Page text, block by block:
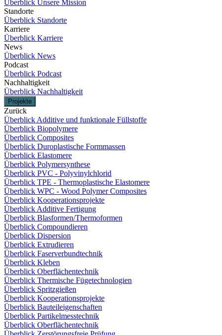
Überblick Unsere Mission
Standorte
Überblick Standorte
Karriere
Überblick Karriere
News
Überblick News
Podcast
Überblick Podcast
Nachhaltigkeit
Überblick Nachhaltigkeit
Projekte
Zurück
Überblick Additive und funktionale Füllstoffe
Überblick Biopolymere
Überblick Composites
Überblick Duroplastische Formmassen
Überblick Elastomere
Überblick Polymersynthese
Überblick PVC - Polyvinylchlorid
Überblick TPE - Thermoplastische Elastomere
Überblick WPC - Wood Polymer Composites
Überblick Kooperationsprojekte
Überblick Additive Fertigung
Überblick Blasformen/Thermoformen
Überblick Compoundieren
Überblick Dispersion
Überblick Extrudieren
Überblick Faserverbundtechnik
Überblick Kleben
Überblick Oberflächentechnik
Überblick Thermische Fügetechnologien
Überblick Spritzgießen
Überblick Kooperationsprojekte
Überblick Bauteileigenschaften
Überblick Partikelmesstechnik
Überblick Oberflächentechnik